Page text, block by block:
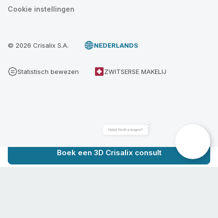
Boek een 3D Crisalix consult
Cookie instellingen
© 2026 Crisalix S.A. NEDERLANDS
Statistisch bewezen ZWITSERSE MAKELIJ
Hallo! Heeft u vragen?